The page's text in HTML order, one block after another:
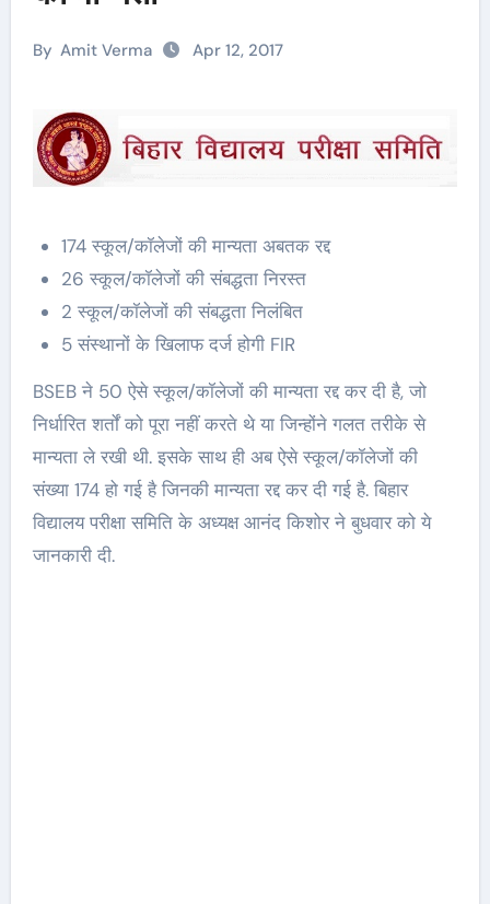
By Amit Verma Apr 12, 2017
174 स्कूल/कॉलेजों की मान्यता अबतक रद्द
26 स्कूल/कॉलेजों की संबद्धता निरस्त
2 स्कूल/कॉलेजों की संबद्धता निलंबित
5 संस्थानों के खिलाफ दर्ज होगी FIR
BSEB ने 50 ऐसे स्कूल/कॉलेजों की मान्यता रद्द कर दी है, जो
निर्धारित शर्तों को पूरा नहीं करते थे या जिन्होंने गलत तरीके से
मान्यता ले रखी थी. इसके साथ ही अब ऐसे स्कूल/कॉलेजों की
संख्या 174 हो गई है जिनकी मान्यता रद्द कर दी गई है. बिहार
विद्यालय परीक्षा समिति के अध्यक्ष आनंद किशोर ने बुधवार को ये
जानकारी दी.